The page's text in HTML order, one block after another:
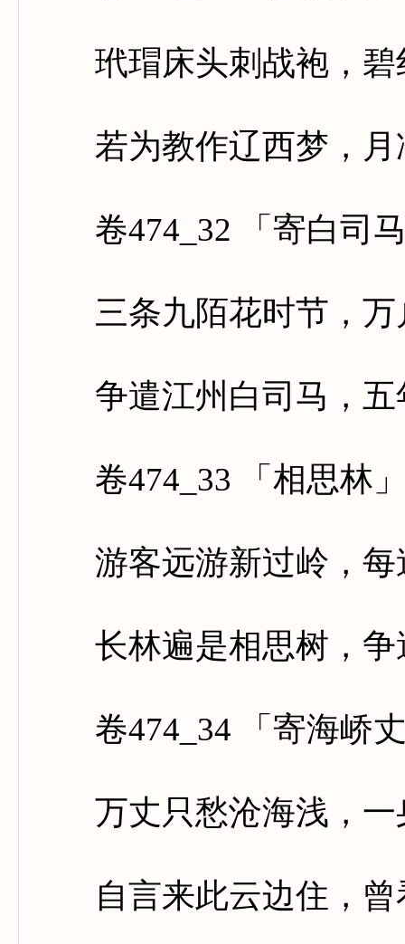
玳瑁床头刺战袍，碧
若为教作辽西梦，月
卷474_32 「寄白司
三条九陌花时节，万
争遣江州白司马，五
卷474_33 「相思林
游客远游新过岭，每
长林遍是相思树，争
卷474_34 「寄海峤
万丈只愁沧海浅，一
自言来此云边住，曾